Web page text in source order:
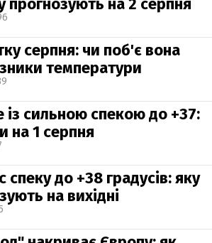
серпня: чи поб'є вона
температури
із сильною спекою до +37:
на 1 серпня
спеку до +38 градусів: яку
на вихідні